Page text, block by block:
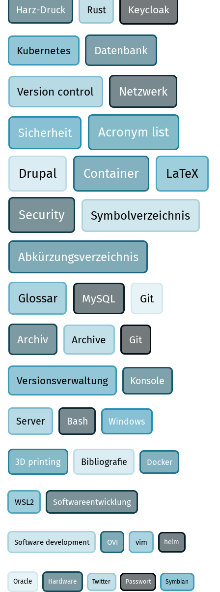
Harz-Druck Rust Keycloak
Kubernetes Datenbank
Version control Netzwerk
Sicherheit Acronym list
Drupal Container LaTeX
Security Symbolverzeichnis
Abkürzungsverzeichnis
Glossar MySQL Git
Archiv Archive Git
Versionsverwaltung Konsole
Server Bash Windows
3D printing Bibliografie Docker
WSL2 Softwareentwicklung
Software development OVI vim helm
Oracle Hardware Twitter Passwort Symbian